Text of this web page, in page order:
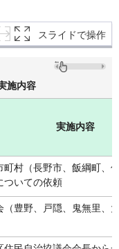
スライドで操作
施内容
実施内容
村（長野市、飯綱町、
ついての依頼
（豊野、戸隠、鬼無里、